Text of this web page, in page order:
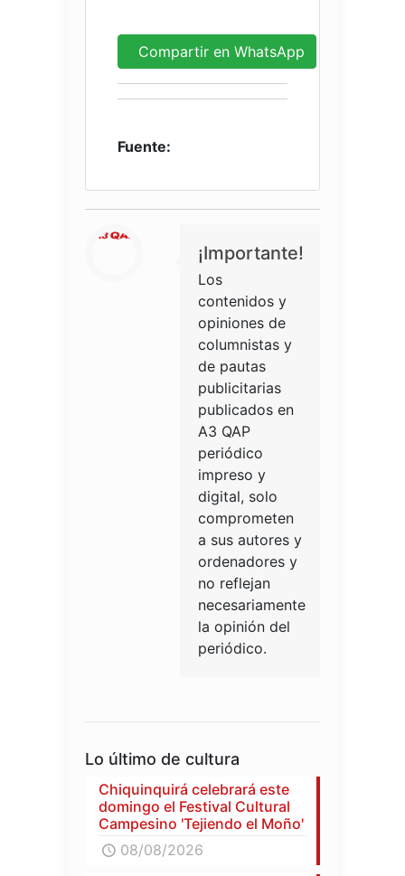
Compartir en WhatsApp
Fuente:
¡Importante!
Los
contenidos y
opiniones de
columnistas y
de pautas
publicitarias
publicados en
A3 QAP
periódico
impreso y
digital, solo
comprometen
a sus autores y
ordenadores y
no reflejan
necesariamente
la opinión del
periódico.
Lo último de cultura
Chiquinquirá celebrará este
domingo el Festival Cultural
Campesino 'Tejiendo el Moño'
08/08/2026